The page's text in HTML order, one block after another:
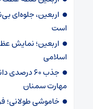
اربعین، جلوه‌ای
است
اربعین؛ نمایش
اسلامی
جذب ۶۰
مهارت سمنان
خاموشی طولانی؛